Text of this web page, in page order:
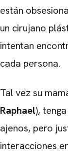
están
un cirujano
intentan
cada persona.
Tal vez su
Raphael),
ajenos, pero
interacciones